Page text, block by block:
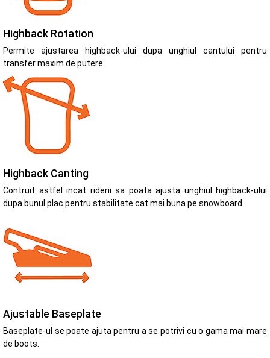
Highback Rotation
Permite ajustarea highback-ului dupa unghiul cantului pentru
transfer maxim de putere.
Highback Canting
Contruit astfel incat riderii sa poata ajusta unghiul highback-ului
dupa bunul plac pentru stabilitate cat mai buna pe snowboard.
Ajustable Baseplate
Baseplate-ul se poate ajuta pentru a se potrivi cu o gama mai mare
de boots.